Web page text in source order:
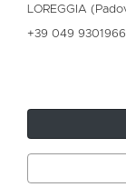
LOREGGIA
+39 049 9301966